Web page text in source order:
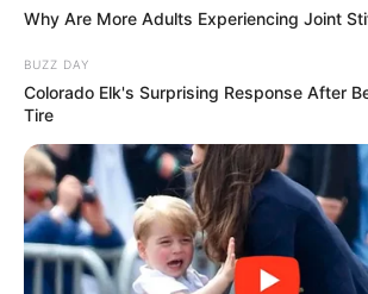
Why Are More Adults Experiencing Joint
BUZZ DAY
Colorado Elk's Surprising Response After
Tire